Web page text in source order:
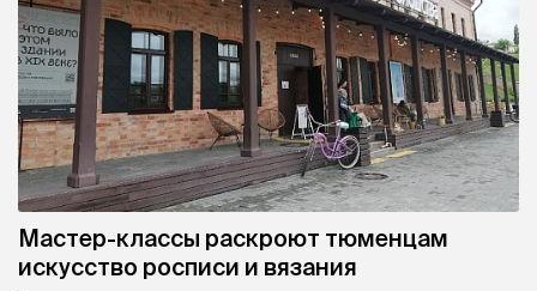
Мастер-классы раскроют тюменцам
искусство росписи и вязания